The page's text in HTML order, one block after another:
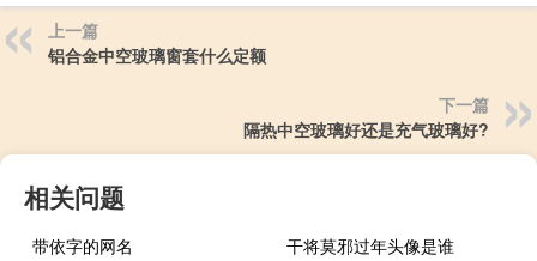
上一篇
铝合金中空玻璃窗套什么定额
下一篇
隔热中空玻璃好还是充气玻璃好?
相关问题
带依字的网名
干将莫邪过年头像是谁